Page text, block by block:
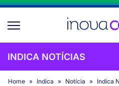
INDICA NOTÍCIAS
Home Indica Notícia
Indica